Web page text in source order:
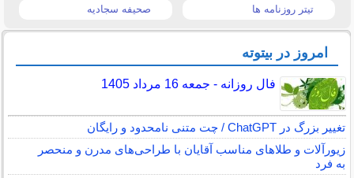
تیتر روزنامه ها صحیفه سجادیه
امروز در بیتوته
فال روزانه - جمعه 16 مرداد 1405
تغییر بزرگ در ChatGPT / چت متنی نامحدود و رایگان
زیورآلات و طلاهای مناسب آقایان با طراحی‌های مدرن و منحصر
به فرد